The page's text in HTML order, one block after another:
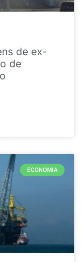
de ex-
de
ECONOMIA